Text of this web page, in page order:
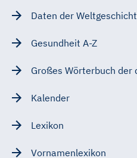
Daten der
Gesundheit A-Z
Großes Wörterbuch der
Kalender
Lexikon
Vornamenlexikon